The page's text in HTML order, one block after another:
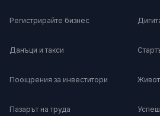
Регистрирайте бизнес
Данъци и такси
Поощрения за инвеститори
Пазарът на труда